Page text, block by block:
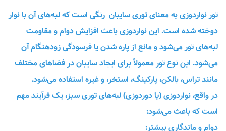
تور نواردوزی به معنای توری سایبان رنگی است که لبه‌های آن با نوار
دوخته شده است. این نواردوزی باعث افزایش دوام و مقاومت
لبه‌های تور می‌شود و مانع از پاره شدن یا فرسودگی زودهنگام آن
می‌شود. این نوع تور معمولاً برای ایجاد سایبان در فضاهای مختلف
مانند تراس، بالکن، پارکینگ، استخر، و غیره استفاده می‌شود.
در واقع، نواردوزی (یا دوردوزی) لبه‌های توری سبز، یک فرآیند مهم
است که باعث می‌شود:
دوام و ماندگاری بیشتر: